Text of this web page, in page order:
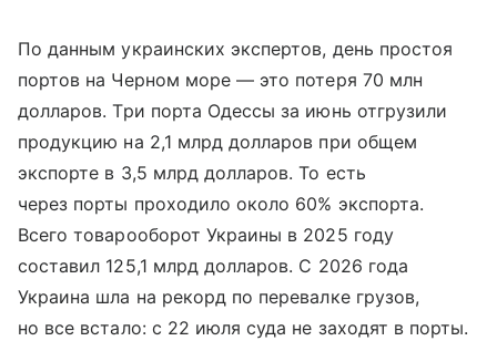
По данным украинских экспертов, день простоя
портов на Черном море — это потеря 70 млн
долларов. Три порта Одессы за июнь отгрузили
продукцию на 2,1 млрд долларов при общем
экспорте в 3,5 млрд долларов. То есть
через порты проходило около 60% экспорта.
Всего товарооборот Украины в 2025 году
составил 125,1 млрд долларов. С 2026 года
Украина шла на рекорд по перевалке грузов,
но все встало: с 22 июля суда не заходят в порты.